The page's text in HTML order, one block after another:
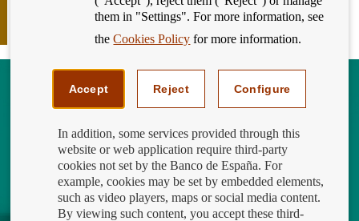
España
Eurosystem,
La educación financiera avanza en el
currículum escolar
them in "Settings". For more information, see
theCookies Policy for more information.
Accept Reject Configure
In addition, some services provided through this
website or web application require third-party
cookies not set by the Banco de España. For
example, cookies may be set by embedded elements,
such as video players, maps or social media content.
By viewing such content, you accept these third-